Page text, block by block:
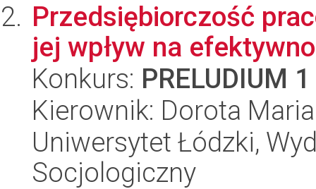
Przedsiębiorczość
jej wpływ na
Konkurs: PRELUDIUM 1
Kierownik: Dorota
Uniwersytet Łódzki,
Socjologiczny